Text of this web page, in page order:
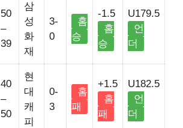
50
–
39
삼
성
화
재
3-
0
홈
승
-1.5
홈
승
U179.5
언
더
40
–
50
현
대
캐
피
0-
3
홈
패
+1.5
홈
패
U182.5
언
더